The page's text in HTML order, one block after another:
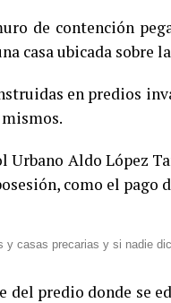
de contención
casa ubicada sobre
en predios
Urbano Aldo López
como el
y casas precarias y si nadie
del predio donde se